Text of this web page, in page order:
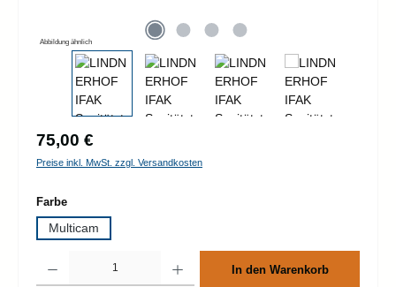
Abbildung ähnlich
Regulärer Preis:
75,00 €
Preise inkl. MwSt. zzgl. Versandkosten
Farbeauswählen
Multicam
In den Warenkorb